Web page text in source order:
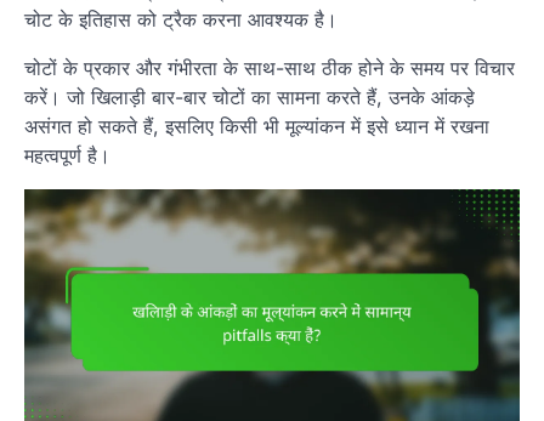
चोट के इतिहास को ट्रैक करना आवश्यक है।
चोटों के प्रकार और गंभीरता के साथ-साथ ठीक होने के समय पर विचार
करें। जो खिलाड़ी बार-बार चोटों का सामना करते हैं, उनके आंकड़े
असंगत हो सकते हैं, इसलिए किसी भी मूल्यांकन में इसे ध्यान में रखना
महत्वपूर्ण है।